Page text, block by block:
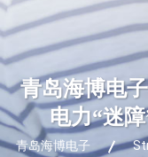
青岛海博电
电力“迷
青岛海博电子